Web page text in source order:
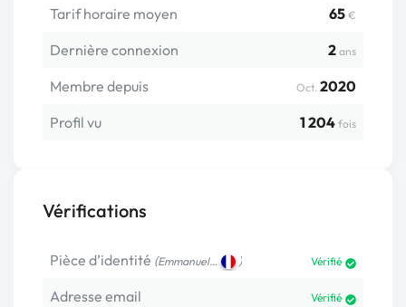
Tarif horaire moyen 65 €
Dernière connexion 2 ans
Membre depuis Oct. 2020
Profil vu
1 204 fois
Vérifications
Pièce d’identité (Emmanuel… ) Vérifié
Adresse email Vérifié